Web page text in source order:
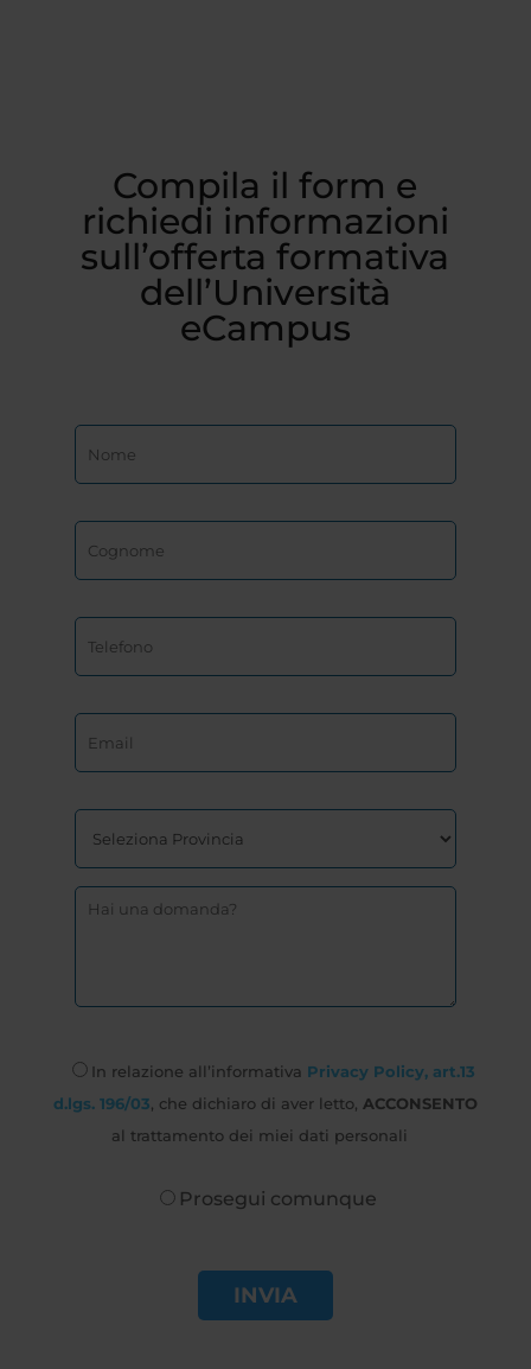
Compila il form e
richiedi informazioni
sull’offerta formativa
dell’Università
eCampus
In relazione all’informativa Privacy Policy, art.13
d.lgs. 196/03 , che dichiaro di aver letto, ACCONSENTO
al trattamento dei miei dati personali
Prosegui comunque